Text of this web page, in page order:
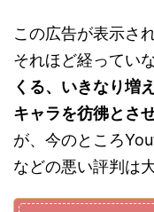
この広告が表示さ
それほど経ってい
くる、いきなり増
キャラを彷彿とさ
が、今のところ
などの悪い評判は